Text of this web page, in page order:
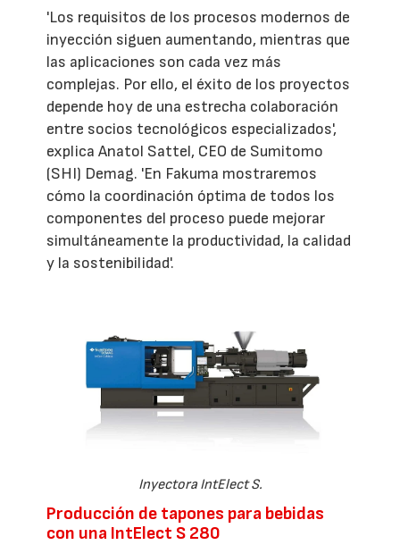
'Los requisitos de los procesos modernos de
inyección siguen aumentando, mientras que
las aplicaciones son cada vez más
complejas. Por ello, el éxito de los proyectos
depende hoy de una estrecha colaboración
entre socios tecnológicos especializados',
explica Anatol Sattel, CEO de Sumitomo
(SHI) Demag. 'En Fakuma mostraremos
cómo la coordinación óptima de todos los
componentes del proceso puede mejorar
simultáneamente la productividad, la calidad
y la sostenibilidad'.
Inyectora IntElect S.
Producción de tapones para bebidas
con una IntElect S 280